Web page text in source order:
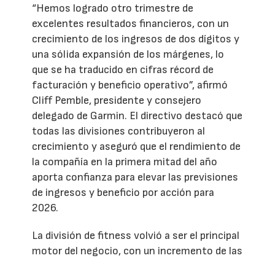
“Hemos logrado otro trimestre de
excelentes resultados financieros, con un
crecimiento de los ingresos de dos dígitos y
una sólida expansión de los márgenes, lo
que se ha traducido en cifras récord de
facturación y beneficio operativo”, afirmó
Cliff Pemble, presidente y consejero
delegado de Garmin. El directivo destacó que
todas las divisiones contribuyeron al
crecimiento y aseguró que el rendimiento de
la compañía en la primera mitad del año
aporta confianza para elevar las previsiones
de ingresos y beneficio por acción para
2026.
La división de fitness volvió a ser el principal
motor del negocio, con un incremento de las